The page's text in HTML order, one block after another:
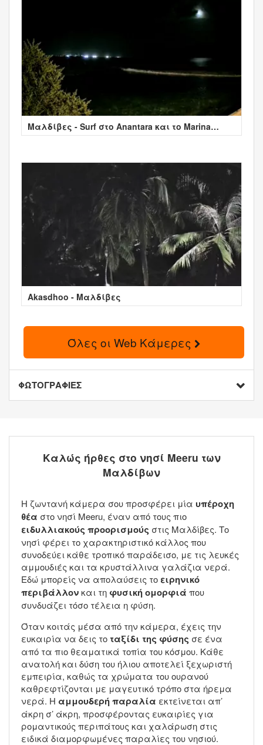
Μαλδίβες - Surf στο Anantara και το Marina
Island
Akasdhoo - Μαλδίβες
Όλες οι Web Κάμερες
ΦΩΤΟΓΡΑΦΙΕΣ
Καλώς ήρθες στο νησί Meeru των
Μαλδίβων
Η ζωντανή κάμερα σου προσφέρει μία υπέροχη
θέα στο νησί Meeru, έναν από τους πιο
ειδυλλιακούς προορισμούς στις Μαλδίβες. Το
νησί φέρει το χαρακτηριστικό κάλλος που
συνοδεύει κάθε τροπικό παράδεισο, με τις λευκές
αμμουδιές και τα κρυστάλλινα γαλάζια νερά.
Εδώ μπορείς να απολαύσεις το ειρηνικό
περιβάλλονκαι τη φυσική ομορφιά που
συνδυάζει τόσο τέλεια η φύση.
Όταν κοιτάς μέσα από την κάμερα, έχεις την
ευκαιρία να δεις το ταξίδι της φύσης σε ένα
από τα πιο θεαματικά τοπία του κόσμου. Κάθε
ανατολή και δύση του ήλιου αποτελεί ξεχωριστή
εμπειρία, καθώς τα χρώματα του ουρανού
καθρεφτίζονται με μαγευτικό τρόπο στα ήρεμα
νερά. Η αμμουδερή παραλία εκτείνεται απ’
άκρη σ’ άκρη, προσφέροντας ευκαιρίες για
ρομαντικούς περιπάτους και χαλάρωση στις
ειδικά διαμορφωμένες παραλίες του νησιού.